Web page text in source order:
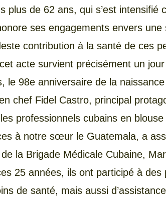
plus de 62 ans, qui s’est intensifié
ses engagements envers
contribution à la santé de ces
acte survient précisément un
le 98e anniversaire de la
chef Fidel Castro, principal
professionnels cubains en
à notre sœur le Guatemala, a
la Brigade Médicale Cubaine,
25 années, ils ont participé à
de santé, mais aussi